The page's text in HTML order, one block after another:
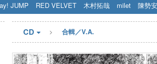
JUMP RED VELVET 木村拓哉 milet
陳勢安
仲 周杰伦
CD 合輯／V.A.